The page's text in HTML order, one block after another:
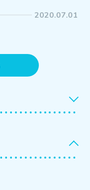
2020.07.01